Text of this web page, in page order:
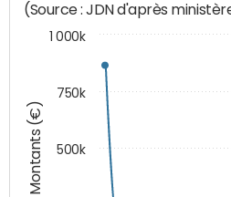
Montants (€)
(Source : JDN d'après
500k
750k
1 000k